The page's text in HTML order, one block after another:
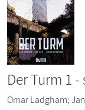
Der Turm 1
Omar Ladgham;